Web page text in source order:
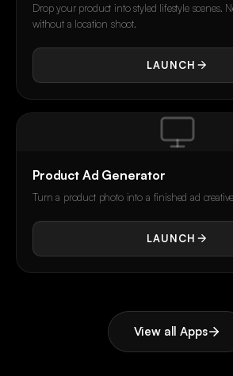
Drop your product into styled lifestyle scenes.
without a location shoot.
LAUNCH
Product Ad Generator
Turn a product photo into a finished ad
LAUNCH
View all Apps